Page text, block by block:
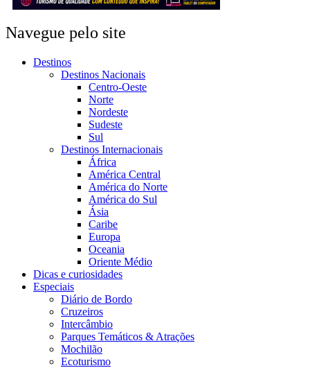
Navegue pelo site
Destinos
Destinos Nacionais
Centro-Oeste
Norte
Nordeste
Sudeste
Sul
Destinos Internacionais
África
América Central
América do Norte
América do Sul
Ásia
Caribe
Europa
Oceania
Oriente Médio
Dicas e curiosidades
Especiais
Diário de Bordo
Cruzeiros
Intercâmbio
Parques Temáticos & Atrações
Mochilão
Ecoturismo